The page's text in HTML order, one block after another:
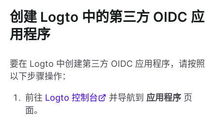
创建 Logto 中的第三方 OIDC 应
用程序
要在 Logto 中创建第三方 OIDC 应用程序，请按照
以下步骤操作：
前往 Logto 控制台 并导航到 应用程序 页
面。